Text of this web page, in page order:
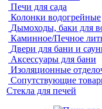
Печи для сада
Колонки водогрейные
Дымоходы, баки для
Каминное/Печное
Двери для бани и
Аксессуары для бани
Изоляционные
Сопутствующие
Стекла для печей